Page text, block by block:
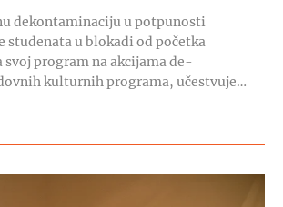
dekontaminaciju u potpunosti
studenata u blokadi od početka
program na akcijama de-
kulturnih programa, učestvuje…